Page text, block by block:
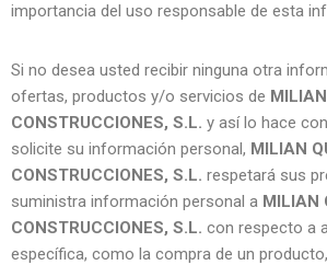
importancia del uso responsable de esta
Si no desea usted recibir ninguna otra
ofertas, productos y/o servicios de
CONSTRUCCIONES, S.L. y así lo hace
solicite su información personal, MILIAN
CONSTRUCCIONES, S.L. respetará sus
suministra información personal a MILIAN
CONSTRUCCIONES, S.L. con respecto a
específica, como la compra de un